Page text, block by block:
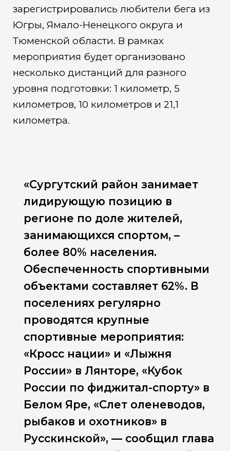
зарегистрировались любители бега из
Югры, Ямало-Ненецкого округа и
Тюменской области. В рамках
мероприятия будет организовано
несколько дистанций для разного
уровня подготовки: 1 километр, 5
километров, 10 километров и 21,1
километра.
«Сургутский район занимает
лидирующую позицию в
регионе по доле жителей,
занимающихся спортом, –
более 80% населения.
Обеспеченность спортивными
объектами составляет 62%. В
поселениях регулярно
проводятся крупные
спортивные мероприятия:
«Кросс нации» и «Лыжня
России» в Лянторе, «Кубок
России по фиджитал-спорту» в
Белом Яре, «Слет оленеводов,
рыбаков и охотников» в
Русскинской», — сообщил глава